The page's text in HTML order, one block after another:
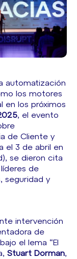
automatización
los motores
en los próximos
, el evento
de Cliente y
el 3 de abril en
se dieron cita
de
seguridad y
intervención
de
el lema “El
Stuart Dorman,